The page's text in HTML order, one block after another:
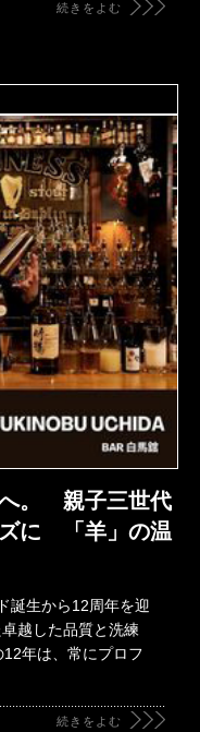
続きをよむ
。 親子三世代
に 「羊」の温
誕生から12周年を迎
越した品質と洗練
年は、常にプロフ
続きをよむ